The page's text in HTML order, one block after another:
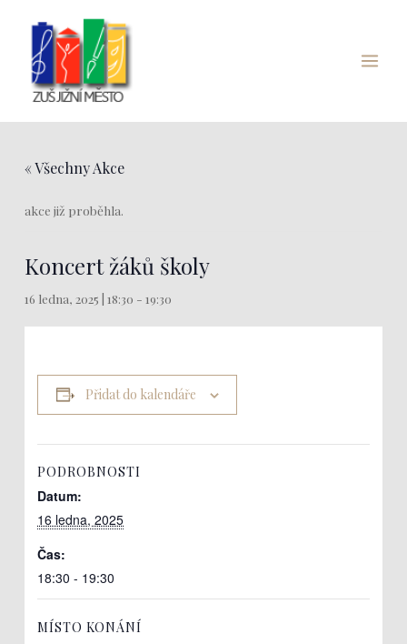
Menu
« Všechny Akce
akce již proběhla.
Koncert žáků školy
16 ledna, 2025 | 18:30 -19:30
Přidat do kalendáře
PODROBNOSTI
Datum:
16 ledna, 2025
Čas:
18:30 - 19:30
MÍSTO KONÁNÍ